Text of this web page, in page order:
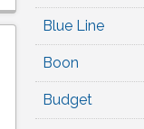
Blue Line
Boon
Budget